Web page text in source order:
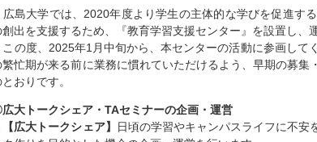
島大学では、2020年度より学生の主体的な学びを促進す
創出を支援するため、『教育学習支援センター』を設置し、
の度、2025年1月中旬から、本センターの活動に参画して
繁忙期が来る前に業務に慣れていただけるよう、早期の募
おりです。
広大トークシェア・TAセミナーの企画・運営
広大トークシェア】
日頃の学習やキャンパスライフに不安